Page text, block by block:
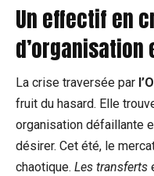
Un effectif en
La crise traversée par
fruit du hasard. Elle
organisation défaillante
désirer. Cet été, le
chaotique. Les transferts